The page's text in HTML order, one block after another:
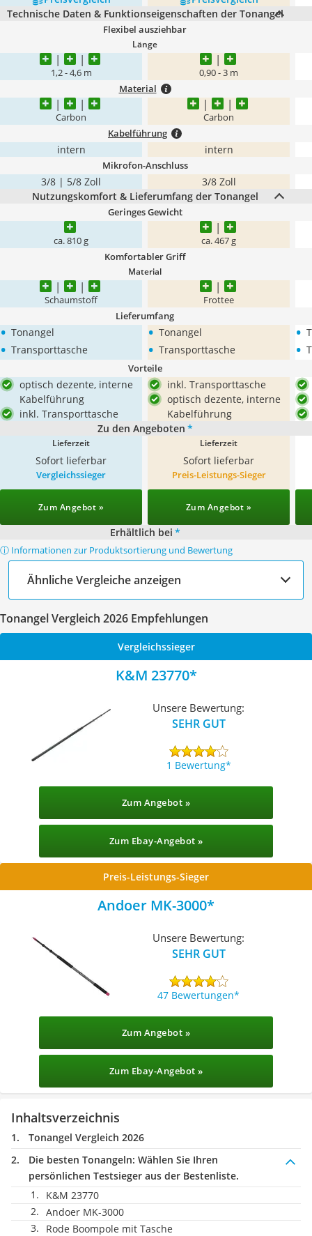
Technische Daten & Funktionseigenschaften der Tonangel
Flexibel ausziehbar
Länge
1,2 - 4,6 m 0,90 - 3 m
Material
Carbon Carbon
Kabelführung
intern intern
Mikrofon-Anschluss
3/8 | 5/8 Zoll
3/8 Zoll
Nutzungskomfort & Lieferumfang der Tonangel
Geringes Gewicht
ca. 810 g ca. 467 g
Komfortabler Griff
Material
Schaumstoff Frottee
Lieferumfang
• Tonangel
• Transporttasche
• Tonangel
• Transporttasche
•
•
Vorteile
optisch dezente, interne
Kabelführung
inkl. Transporttasche
inkl. Transporttasche
optisch dezente, interne
Kabelführung
Zu den Angeboten *
Lieferzeit
Sofort lieferbar
Lieferzeit
Sofort lieferbar
Vergleichssieger
Zum Angebot »
Preis-Leistungs-Sieger
Zum Angebot »
Erhältlich bei *
ⓘ Informationen zur Produktsortierung und Bewertung
Ähnliche Vergleiche anzeigen
Tonangel Vergleich 2026 Empfehlungen
Vergleichssieger
K&M 23770
Unsere Bewertung:
SEHR GUT
1 Bewertung
Zum Angebot »
Zum Ebay-Angebot »
Preis-Leistungs-Sieger
Andoer MK-3000
Unsere Bewertung:
SEHR GUT
47 Bewertungen
Zum Angebot »
Zum Ebay-Angebot »
Inhaltsverzeichnis
Tonangel Vergleich 2026
Die besten Tonangeln: Wählen Sie Ihren
persönlichen Testsieger aus der Bestenliste.
K&M 23770
Andoer MK-3000
Rode Boompole mit Tasche